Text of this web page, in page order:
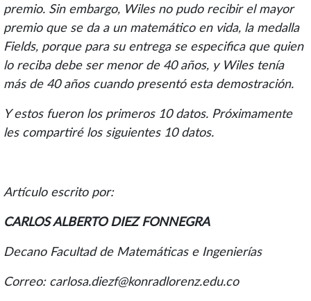
premio. Sin embargo, Wiles no pudo recibir el mayor
premio que se da a un matemático en vida, la medalla
Fields, porque para su entrega se especifica que quien
lo reciba debe ser menor de 40 años, y Wiles tenía
más de 40 años cuando presentó esta demostración.
Y estos fueron los primeros 10 datos. Próximamente
les compartiré los siguientes 10 datos.
Artículo escrito por:
CARLOS ALBERTO DIEZ FONNEGRA
Decano Facultad de Matemáticas e Ingenierías
Correo: carlosa.diezf@konradlorenz.edu.co